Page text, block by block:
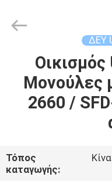
ΣΠΊΤΙ
ΠΡΟΪΌΝΤΑ
ΕΜΕΊΣ
Technology
ΔΕΥ
Οικισμός
Μονούλες
2660 /
Τόπος
καταγωγής:
Κίνα